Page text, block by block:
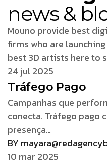
news &
Mouno provide best
firms who are
best 3D artists here to
24 jul 2025
Tráfego Pago
Campanhas que
conecta. Tráfego pago
presença…
BY
10 mar 2025